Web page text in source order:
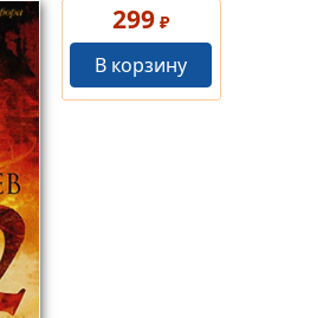
299 ₽
В корзину